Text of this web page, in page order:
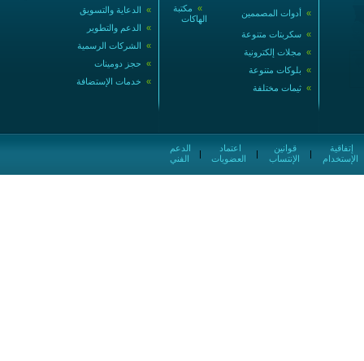
» الدعاية والتسويق
» الدعم والتطوير
» الشركات الرسمية
» حجز دومينات
» خدمات الإستضافة
» مكتبة
الهاكات
» أدوات المصممين
» سكربتات متنوعة
» مجلات إلكترونية
» بلوكات متنوعة
» ثيمات مختلفة
الفني
|
العضويات
|
الإنتساب
|
الإستخدام